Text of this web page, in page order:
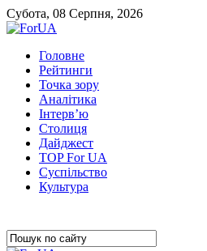
Субота, 08 Серпня, 2026
Головне
Рейтинги
Точка зору
Аналітика
Інтерв’ю
Столиця
Дайджест
TOP For UA
Суспiльство
Культура